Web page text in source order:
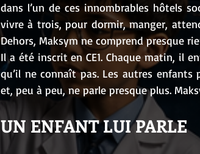
dans l’un de ces innombrables hôtels
vivre à trois, pour dormir, manger,
Dehors, Maksym ne comprend presque
Il a été inscrit en CE1. Chaque matin, il
qu’il ne connaît pas. Les autres
et, peu à peu, ne parle presque plus.
UN ENFANT LUI PARLE